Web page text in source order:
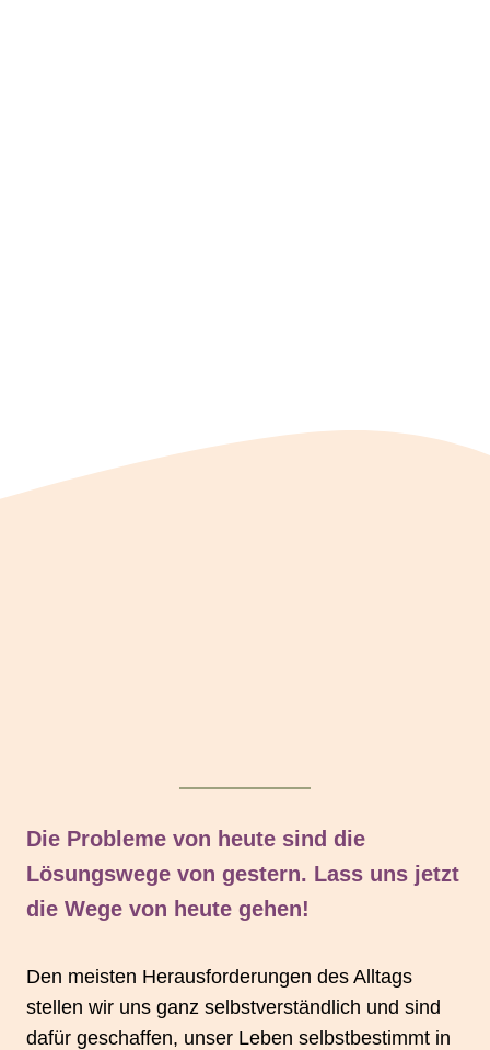
Die Probleme von heute sind die
Lösungswege von gestern. Lass uns jetzt
die Wege von heute gehen!
Den meisten Herausforderungen des Alltags
stellen wir uns ganz selbstverständlich und sind
dafür geschaffen, unser Leben selbstbestimmt in